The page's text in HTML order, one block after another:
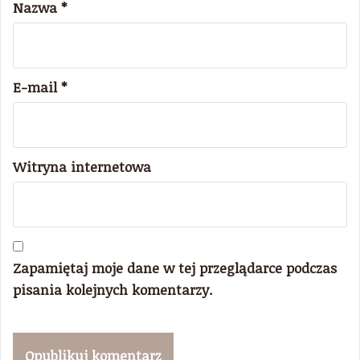
Nazwa *
E-mail*
Witryna internetowa
Zapamiętaj moje dane w tej przeglądarce podczas
pisania kolejnych komentarzy.